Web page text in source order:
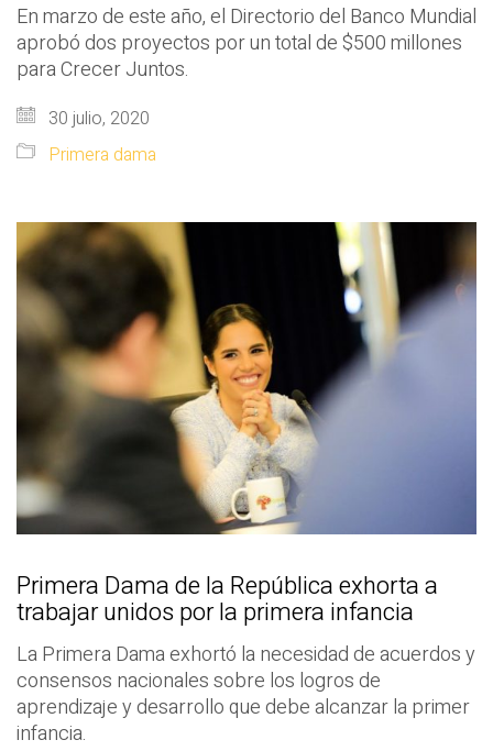
En marzo de este año, el Directorio del Banco Mundial
aprobó dos proyectos por un total de $500 millones
para Crecer Juntos.
30 julio, 2020
Primera dama
Primera Dama de la República exhorta a
trabajar unidos por la primera infancia
La Primera Dama exhortó la necesidad de acuerdos y
consensos nacionales sobre los logros de
aprendizaje y desarrollo que debe alcanzar la primer
infancia.